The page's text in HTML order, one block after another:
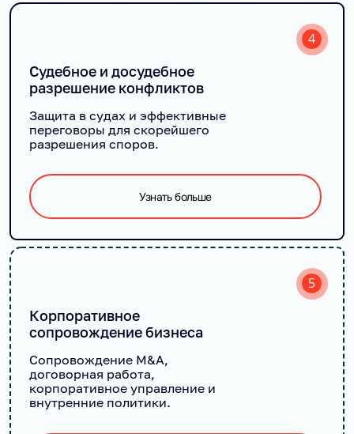
4
Судебное и досудебное
разрешение конфликтов
Защита в судах и эффективные
переговоры для скорейшего
разрешения споров.
Узнать больше
5
Корпоративное
сопровождение бизнеса
Сопровождение M&A,
договорная работа,
корпоративное управление и
внутренние политики.